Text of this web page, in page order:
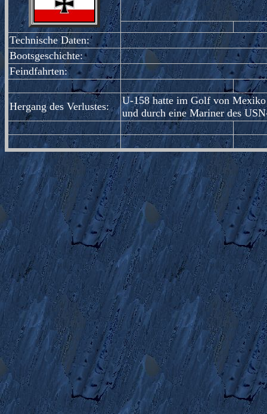
Technische Daten:
Bootsgeschichte:
Feindfahrten:
Hergang des Verlustes:
U-158 hatte im Golf von Mexiko
und durch eine Mariner des